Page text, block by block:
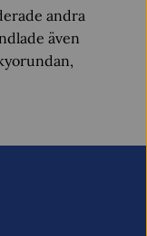
andra
även